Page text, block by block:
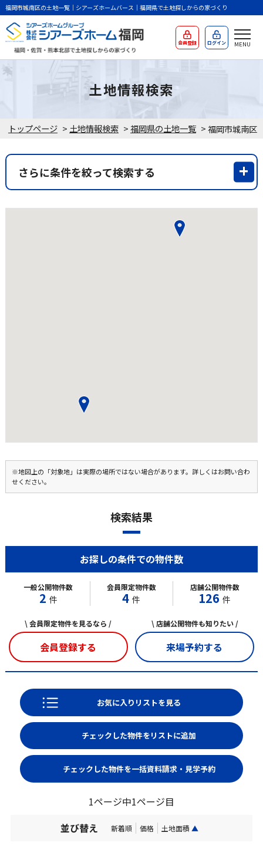
福岡市城南区の土地一覧｜シアーズホームバース｜福岡県で土地探しからの家づくり
会員登録 ログイン
トップページ > 土地情報検索 >福岡県の土地一覧 >
土地情報検索
さらに条件を絞って検索する
※地図上の「対象地」は実際の場所ではない場合があります。詳しくはお問い合わ
せください。
検索結果
お探しの条件での物件数
一般公開物件数
2 件
会員限定物件数
4 件
店舗公開物件数
126 件
\ 会員限定物件を見るなら /
会員登録する
\ 店舗公開物件も知りたい /
来場予約する
お気に入りリストを見る
1ページ中1ページ目
並び替え
新着順 価格 土地面積 ▲